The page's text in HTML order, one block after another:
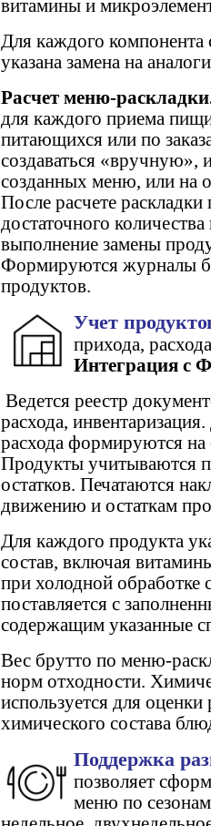
витамины и
Для каждого
указана замена на
Расчет меню-
для каждого приема
питающихся или по
создаваться «вручную»,
созданных меню, или на
После расчете раскладки
достаточного
выполнение замены
Формируются журналы
продуктов.
Учет
прихода,
Интеграция с
Ведется реестр
расхода,
расхода формируются
Продукты учитываются
остатков. Печатаются
движению и остаткам
Для каждого продукта
состав, включая
при холодной обработке
поставляется с
содержащим указанные
Вес брутто по меню-
норм отходности.
используется для
химического состава
Поддержка
позволяет
меню по